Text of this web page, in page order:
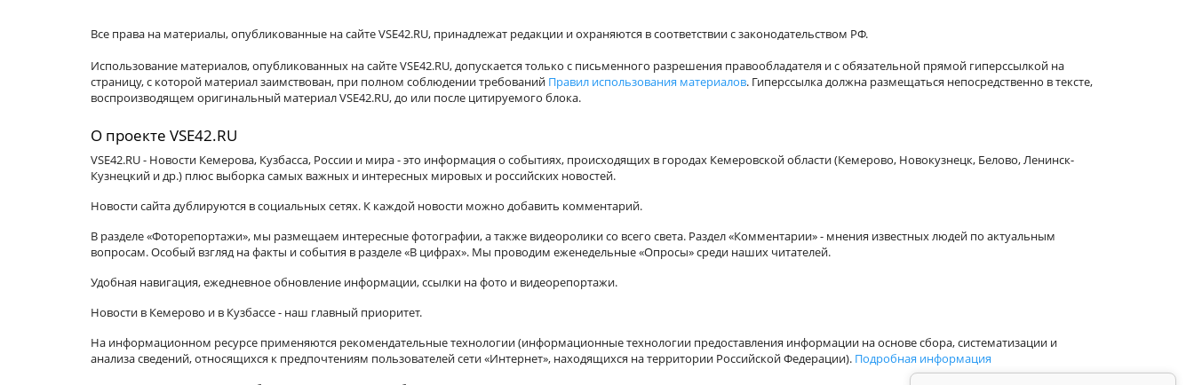
Все права на материалы, опубликованные на сайте VSE42.RU, принадлежат редакции и охраняются в соответствии с законодательством РФ.
Использование материалов, опубликованных на сайте VSE42.RU, допускается только с письменного разрешения правообладателя и с обязательной прямой гиперссылкой на
страницу, с которой материал заимствован, при полном соблюдении требований Правил использования материалов. Гиперссылка должна размещаться непосредственно в тексте,
воспроизводящем оригинальный материал VSE42.RU, до или после цитируемого блока.
О проекте VSE42.RU
VSE42.RU - Новости Кемерова, Кузбасса, России и мира - это информация о событиях, происходящих в городах Кемеровской области (Кемерово, Новокузнецк, Белово, Ленинск-
Кузнецкий и др.) плюс выборка самых важных и интересных мировых и российских новостей.
Новости сайта дублируются в социальных сетях. К каждой новости можно добавить комментарий.
В разделе «Фоторепортажи», мы размещаем интересные фотографии, а также видеоролики со всего света. Раздел «Комментарии» - мнения известных людей по актуальным
вопросам. Особый взгляд на факты и события в разделе «В цифрах». Мы проводим еженедельные «Опросы» среди наших читателей.
Удобная навигация, ежедневное обновление информации, ссылки на фото и видеорепортажи.
Новости в Кемерово и в Кузбассе - наш главный приоритет.
На информационном ресурсе применяются рекомендательные технологии (информационные технологии предоставления информации на основе сбора, систематизации и
анализа сведений, относящихся к предпочтениям пользователей сети «Интернет», находящихся на территории Российской Федерации). Подробная информация